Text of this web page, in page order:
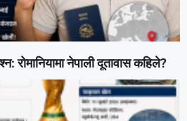
रोमानियामा नेपाली दूतावास कहिले?